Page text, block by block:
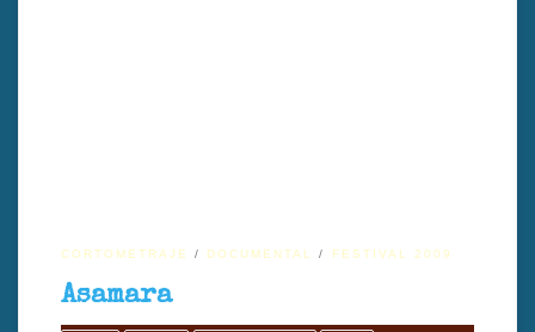
CORTOMETRAJE DOCUMENTAL FESTIVAL 2009
Asamara